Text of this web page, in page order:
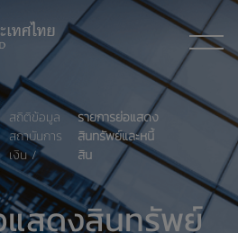
สถิติข้อมูล
สถาบันการ
เงิน
รายการย่อแสดง
สินทรัพย์และหนี้
สิน
แสดงสินทรัพย์